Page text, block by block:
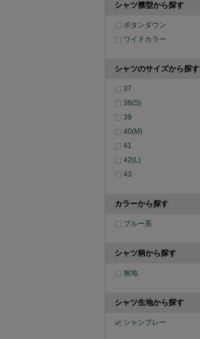
シャツ襟型から探す
ボタンダウン
ワイドカラー
シャツのサイズから探す
37
38(S)
39
40(M)
41
42(L)
43
カラーから探す
ブルー系
シャツ柄から探す
無地
シャツ生地から探す
シャンブレー